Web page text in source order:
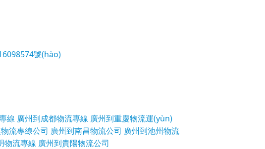
號(hào)
線 廣州到成都物流專線 廣州到重慶物流運(yùn)
流專線公司 廣州到南昌物流公司 廣州到池州物流
物流專線 廣州到貴陽物流公司